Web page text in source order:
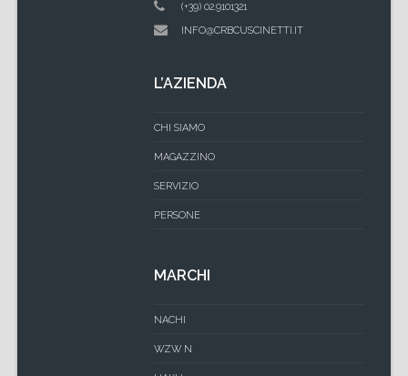
(+39) 02.9101321
INFO@CRBCUSCINETTI.IT
L’AZIENDA
CHI SIAMO
MAGAZZINO
SERVIZIO
PERSONE
MARCHI
NACHI
WZW N